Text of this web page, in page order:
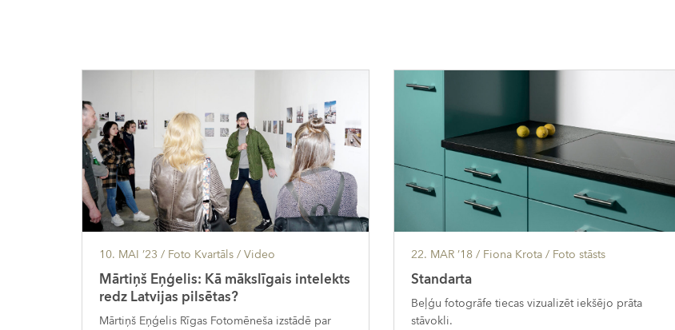
10. MAI ’23 / Foto Kvartāls / Video
Mārtiņš Eņģelis: Kā mākslīgais intelekts
redz Latvijas pilsētas?
Mārtiņš Eņģelis Rīgas Fotomēneša izstādē par
22. MAR ’18/ Fiona Krota / Foto stāsts
Standarta
Beļģu fotogrāfe tiecas vizualizēt iekšējo prāta
stāvokli.